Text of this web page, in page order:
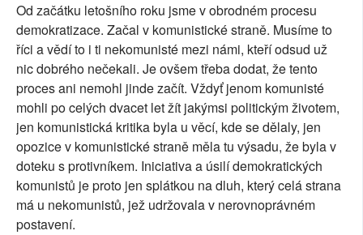
Od začátku letošního roku jsme v obrodném procesu
demokratizace. Začal v komunistické straně. Musíme to
říci a vědí to i ti nekomunisté mezi námi, kteří odsud už
nic dobrého nečekali. Je ovšem třeba dodat, že tento
proces ani nemohl jinde začít. Vždyť jenom komunisté
mohli po celých dvacet let žít jakýmsi politickým životem,
jen komunistická kritika byla u věcí, kde se dělaly, jen
opozice v komunistické straně měla tu výsadu, že byla v
doteku s protivníkem. Iniciativa a úsilí demokratických
komunistů je proto jen splátkou na dluh, který celá strana
má u nekomunistů, jež udržovala v nerovnoprávném
postavení.